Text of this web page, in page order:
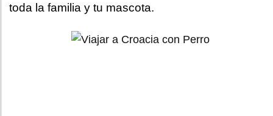
toda la familia y tu mascota.